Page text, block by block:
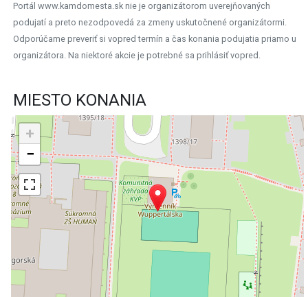
Portál www.kamdomesta.sk nie je organizátorom uverejňovaných
podujatí a preto nezodpovedá za zmeny uskutočnené organizátormi.
Odporúčame preveriť si vopred termín a čas konania podujatia priamo u
organizátora. Na niektoré akcie je potrebné sa prihlásiť vopred.
MIESTO KONANIA
+
−